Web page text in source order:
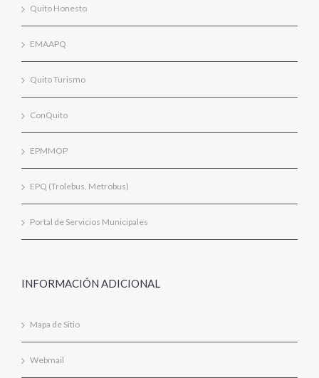
Quito Honesto
EMAAPQ
Quito Turismo
ConQuito
EPMMOP
EPQ (Trolebus, Metrobus)
Portal de Servicios Municipales
INFORMACIÓN ADICIONAL
Mapa de Sitio
Webmail